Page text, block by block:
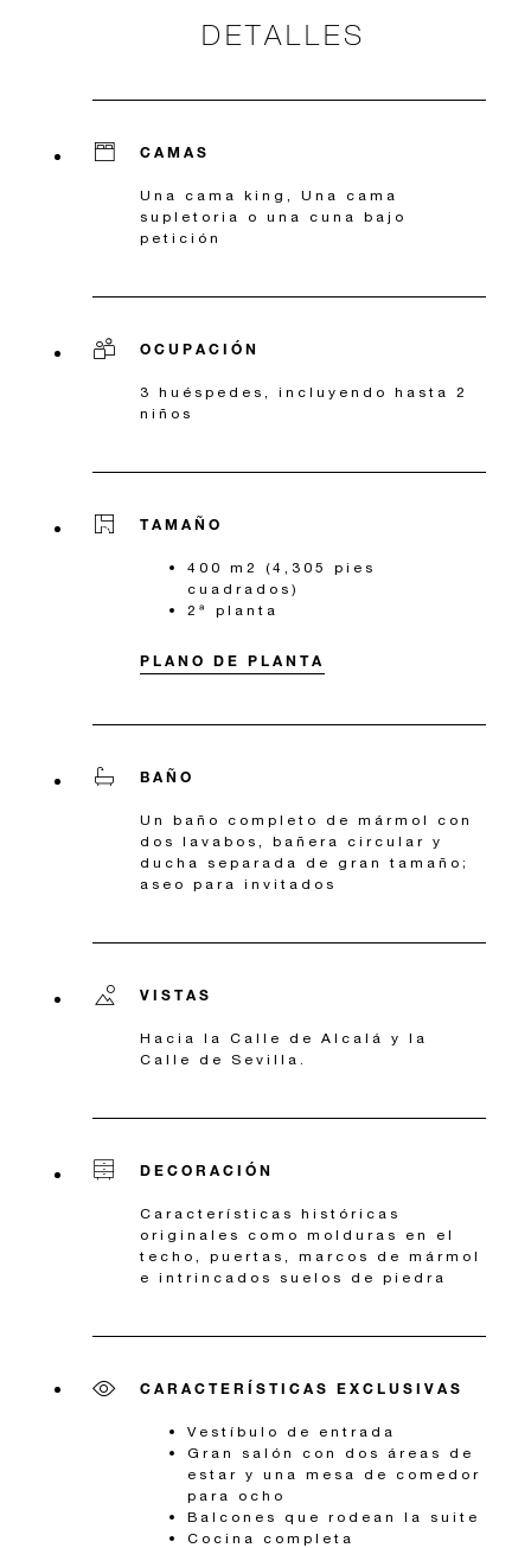
DETALLES
CAMAS
Una cama king, Una cama
supletoria o una cuna bajo
petición
OCUPACIÓN
3 huéspedes, incluyendo hasta 2
niños
TAMAÑO
400 m2 (4,305 pies
cuadrados)
2ª planta
PLANO DE PLANTA
BAÑO
Un baño completo de mármol con
dos lavabos, bañera circular y
ducha separada de gran tamaño;
aseo para invitados
VISTAS
Hacia la Calle de Alcalá y la
Calle de Sevilla.
DECORACIÓN
Características históricas
originales como molduras en el
techo, puertas, marcos de mármol
e intrincados suelos de piedra
CARACTERÍSTICAS EXCLUSIVAS
Vestíbulo de entrada
Gran salón con dos áreas de
estar y una mesa de comedor
para ocho
Balcones que rodean la suite
Cocina completa